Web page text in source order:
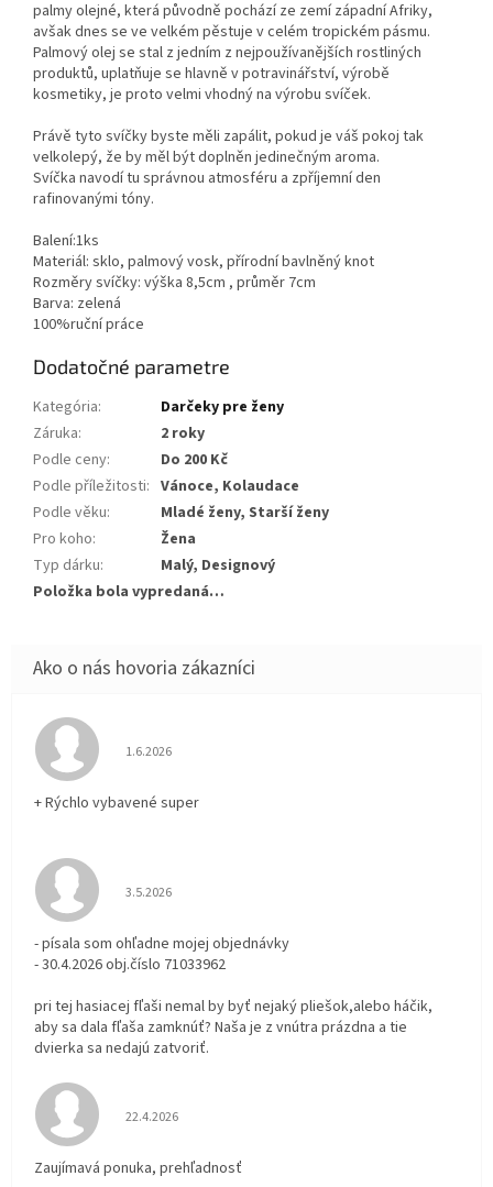
palmy olejné, která původně pochází ze zemí západní Afriky,
avšak dnes se ve velkém pěstuje v celém tropickém pásmu.
Palmový olej se stal z jedním z nejpoužívanějších rostliných
produktů, uplatňuje se hlavně v potravinářství, výrobě
kosmetiky, je proto velmi vhodný na výrobu svíček.
Právě tyto svíčky byste měli zapálit, pokud je váš pokoj tak
velkolepý, že by měl být doplněn jedinečným aroma.
Svíčka navodí tu správnou atmosféru a zpříjemní den
rafinovanými tóny.
Balení:1ks
Materiál: sklo, palmový vosk, přírodní bavlněný knot
Rozměry svíčky: výška 8,5cm , průměr 7cm
Barva: zelená
100%ruční práce
Dodatočné parametre
Kategória:
Darčeky pre ženy
Záruka:
2 roky
Podle ceny:
Do 200 Kč
Podle příležitosti: Vánoce, Kolaudace
Podle věku:
Mladé ženy, Starší ženy
Pro koho:
Žena
Typ dárku:
Malý, Designový
Položka bola vypredaná…
Hodnotenie obchodu je 5 z 5 hviezdičiek.
1.6.2026
+ Rýchlo vybavené super
Hodnotenie obchodu je 3 z 5 hviezdičiek.
3.5.2026
- písala som ohľadne mojej objednávky
- 30.4.2026 obj.číslo 71033962
pri tej hasiacej fľaši nemal by byť nejaký pliešok,alebo háčik,
aby sa dala fľaša zamknúť? Naša je z vnútra prázdna a tie
dvierka sa nedajú zatvoriť.
Hodnotenie obchodu je 5 z 5 hviezdičiek.
22.4.2026
Zaujímavá ponuka, prehľadnosť